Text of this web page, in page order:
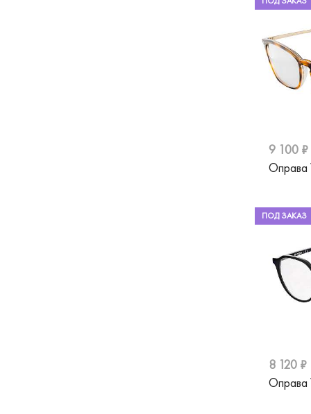
9 100 ₽
Оправа
ПОД ЗАКАЗ
8 120 ₽
Оправа